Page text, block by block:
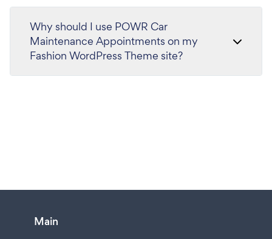
Why should I use POWR Car
Maintenance Appointments on my
Fashion WordPress Theme site?
Main